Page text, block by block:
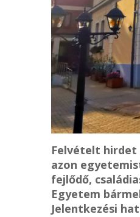
Felvételt hirdet
azon
fejlődő,
Egyetem
Jelentkezési